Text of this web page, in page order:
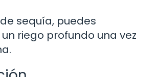
sequía, puedes
riego profundo una vez